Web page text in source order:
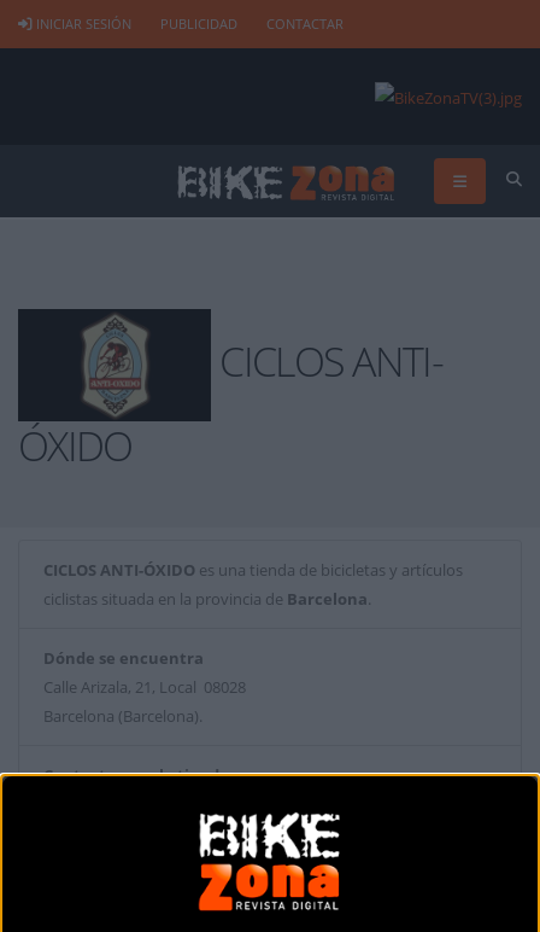
INICIAR SESIÓN PUBLICIDAD CONTACTAR
CICLOS ANTI-
ÓXIDO
CICLOS ANTI-ÓXIDO es una tienda de bicicletas y artículos
ciclistas situada en la provincia de Barcelona.
Dónde se encuentra
Calle Arizala, 21, Local 08028
Barcelona (Barcelona).
Contactar con la tienda
Web y RRSS de la tienda